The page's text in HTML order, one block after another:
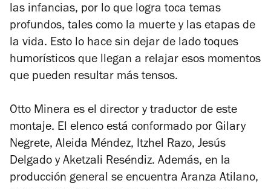
las infancias, por lo que logra toca temas
profundos, tales como la muerte y las etapas de
la vida. Esto lo hace sin dejar de lado toques
humorísticos que llegan a relajar esos momentos
que pueden resultar más tensos.
Otto Minera es el director y traductor de este
montaje. El elenco está conformado por Gilary
Negrete, Aleida Méndez, Itzhel Razo, Jesús
Delgado y Aketzali Reséndiz. Además, en la
producción general se encuentra Aranza Atilano,